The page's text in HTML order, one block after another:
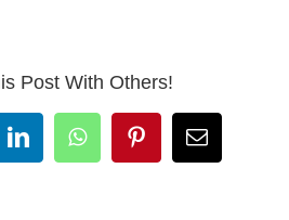
Post With Others!
LinkedInWhatsAppPinterestEmail